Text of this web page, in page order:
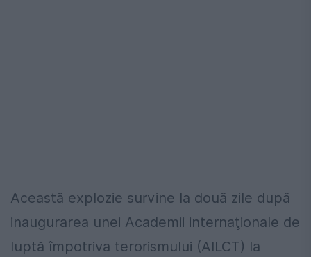
Această explozie survine la două zile după
inaugurarea unei Academii internaţionale de
luptă împotriva terorismului (AILCT) la